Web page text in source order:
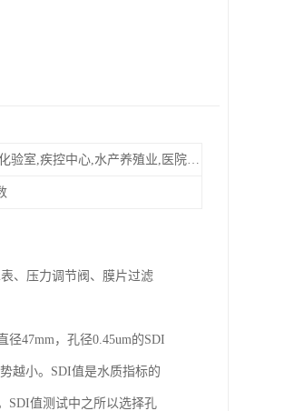
游泳馆,水厂化验室,疾控中心,水产养殖业,医院,食品饮料，纯水制作，海水淡化
、压力调节阀、膜片过滤
47mm，孔径0.45um的SDI
越小。SDI值是水质指标的
SDI值测试中之所以选择孔